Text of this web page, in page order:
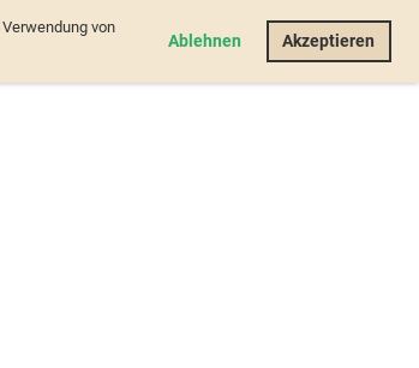
von
Ablehnen AkzeptierenLogin